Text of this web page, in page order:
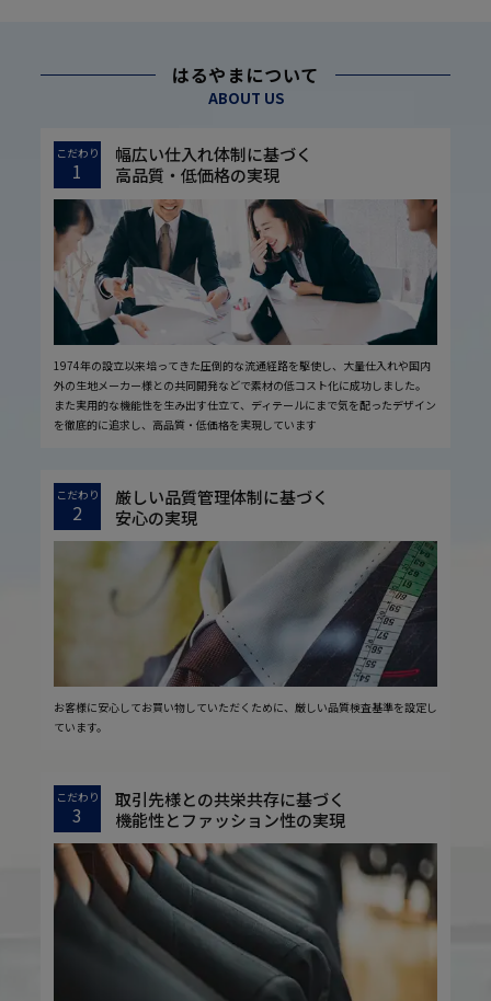
はるやまについて
ABOUT US
こだわり
1
幅広い仕入れ体制に基づく
高品質・低価格の実現
1974年の設立以来培ってきた圧倒的な流通経路を駆使し、大量仕入れや国内
外の生地メーカー様との共同開発などで素材の低コスト化に成功しました。
また実用的な機能性を生み出す仕立て、ディテールにまで気を配ったデザイン
を徹底的に追求し、高品質・低価格を実現しています
こだわり
2
厳しい品質管理体制に基づく
安心の実現
お客様に安心してお買い物していただくために、厳しい品質検査基準を設定し
ています。
こだわり
3
取引先様との共栄共存に基づく
機能性とファッション性の実現